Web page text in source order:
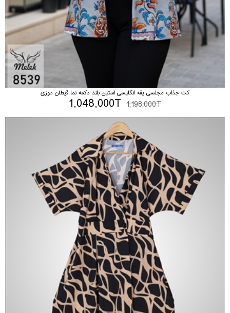
کت جذاب مجلسی یقه انگلیسی آستین بلند دکمه نما قیطان دوزی
1,198,000T
1,048,000T